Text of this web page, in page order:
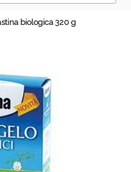
biologica 320 g
Sconto extra fino al